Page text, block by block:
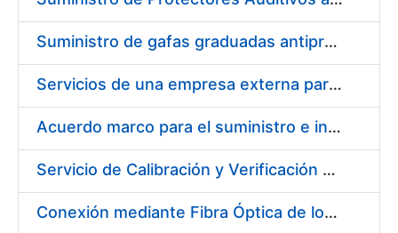
Suministro de gafas graduadas antiproyecciones para los trabajadores de la FNMT-RCM en los centros de trabajo de Madrid y Burgos
Servicios de una empresa externa para el asesoramiento y resolución de los recursos de alzada que se presentan relacionados con procesos de selección para la FNMT-RCM
Acuerdo marco para el suministro e instalación de persianas, estores y otros complementos
Servicio de Calibración y Verificación Externa de los Equipos de Medición del Servicio de Prevención de la FNMT-RCM
Conexión mediante Fibra Óptica de los Centros de Proceso de Datos (CPDs) de las sedes de la FNMT-RCM de Burgos y Madrid